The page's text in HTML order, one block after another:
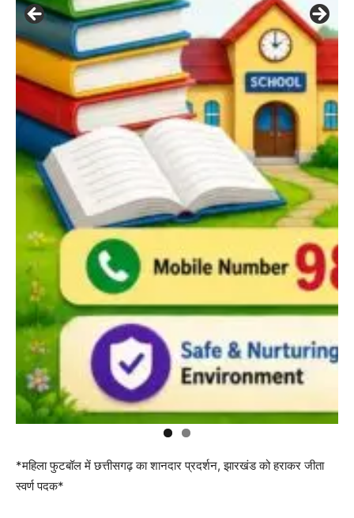
*महिला फुटबॉल में छत्तीसगढ़ का शानदार प्रदर्शन, झारखंड को हराकर जीता
स्वर्ण पदक*